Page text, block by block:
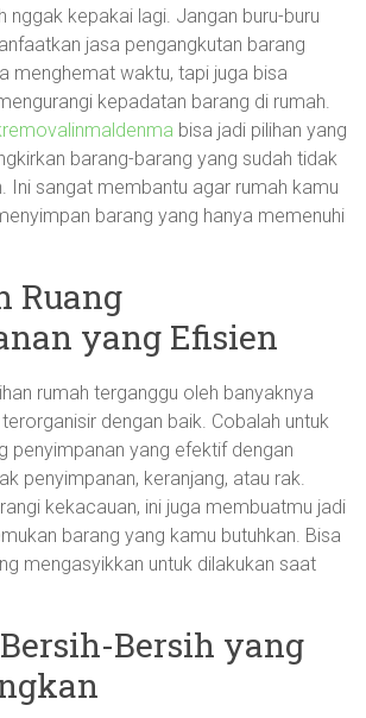
nggak kepakai lagi. Jangan buru-buru
jasa pengangkutan barang
menghemat waktu, tapi juga bisa
kepadatan barang di rumah.
bisa jadi pilihan yang
barang-barang yang sudah tidak
Ini sangat membantu agar rumah kamu
barang yang hanya memenuhi
Ruang
yang Efisien
rumah terganggu oleh banyaknya
dengan baik. Cobalah untuk
penyimpanan yang efektif dengan
penyimpanan, keranjang, atau rak.
kekacauan, ini juga membuatmu jadi
barang yang kamu butuhkan. Bisa
mengasyikkan untuk dilakukan saat
Bersih yang